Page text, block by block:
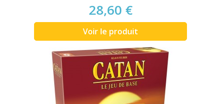
28,60 €
Voir le produit